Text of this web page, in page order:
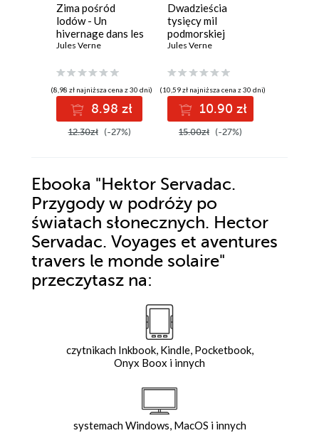
Zima pośród
lodów - Un
hivernage dans les
glaces
Jules Verne
(8,98 zł najniższa cena z 30 dni)
8.98 zł
12.30zł (-27%)
Dwadzieścia
tysięcy mil
podmorskiej
żeglugi - Vingt
Les Mers Tour du
Monde Sous Marin
Jules Verne
(10,59 zł najniższa cena z 30 dni)
10.90 zł
15.00zł (-27%)
Ebooka "Hektor Servadac.
Przygody w podróży po
światach słonecznych. Hector
Servadac. Voyages et aventures
travers le monde solaire"
przeczytasz na:
czytnikach Inkbook, Kindle, Pocketbook,
Onyx Boox i innych
systemach Windows, MacOS i innych